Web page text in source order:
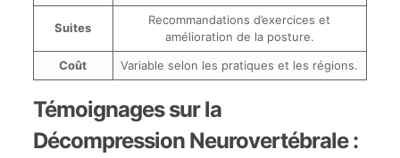
Suites
Recommandations d’exercices et
amélioration de la posture.
Coût
Variable selon les pratiques et les régions.
Témoignages sur la
Décompression Neurovertébrale :